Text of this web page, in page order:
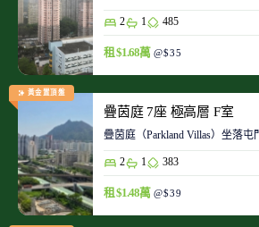
2 1 485
租 $1.68萬 @$35
黃金置頂盤
疊茵庭 7座 極高層 F室
疊茵庭（Parkland Villas）坐落
2 1 383
租 $1.48萬 @$39